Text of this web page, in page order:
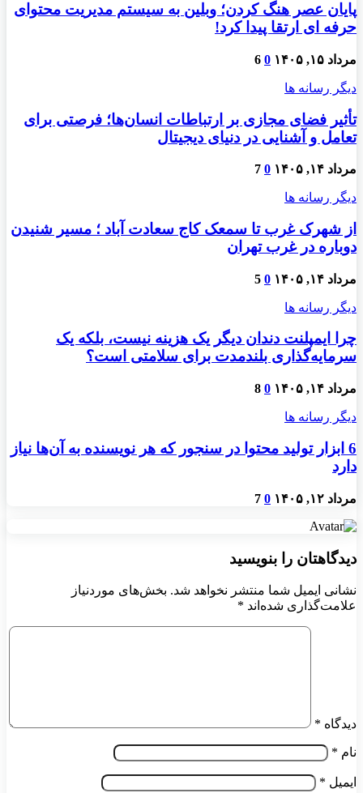
پایان عصر هنگ کردن؛ وبلین به سیستم مدیریت محتوای
حرفه ای ارتقا پیدا کرد!
مرداد ۱۵, ۱۴۰۵ 0
6
دیگر رسانه ها
تأثیر فضای مجازی بر ارتباطات انسان‌ها؛ فرصتی برای
تعامل و آشنایی در دنیای دیجیتال
مرداد ۱۴, ۱۴۰۵ 0
7
دیگر رسانه ها
از شهرک غرب تا سمعک کاج سعادت آباد ؛ مسیر شنیدن
دوباره در غرب تهران
مرداد ۱۴, ۱۴۰۵ 0
5
دیگر رسانه ها
چرا ایمپلنت دندان دیگر یک هزینه نیست، بلکه یک
سرمایه‌گذاری بلندمدت برای سلامتی است؟
مرداد ۱۴, ۱۴۰۵ 0
8
دیگر رسانه ها
6 ابزار تولید محتوا در سنجور که هر نویسنده به آن‌ها نیاز
دارد
مرداد ۱۲, ۱۴۰۵ 0
7
دیدگاهتان را بنویسید
نشانی ایمیل شما منتشر نخواهد شد. بخش‌های موردنیاز
علامت‌گذاری شده‌اند *
دیدگاه *
نام *
ایمیل *